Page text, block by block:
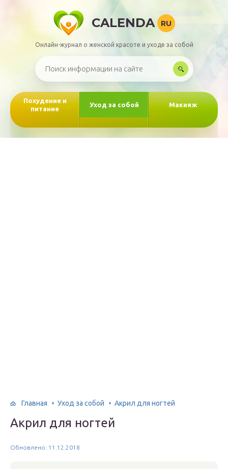
CALENDA RU
Онлайн-журнал о женской красоте и уходе за собой
Похудение и
питание
Уход за собой Макияж
Главная Уход за собой Акрил для ногтей
Акрил для ногтей
Обновлено: 11.12.2018